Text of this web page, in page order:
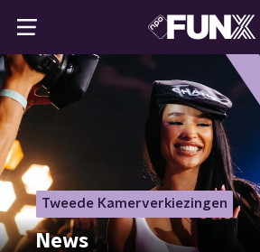
Tweede Kamerverkiezingen
News